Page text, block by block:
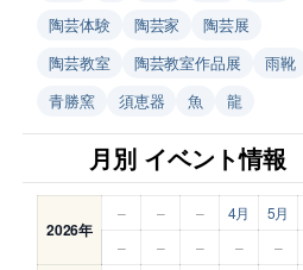
陶芸体験
陶芸家
陶芸展
陶芸教室
陶芸教室作品展
雨靴
青勝窯
須恵器 魚 龍
月別 イベント情報
2026年
– – – 4月 5月
–
– – – –